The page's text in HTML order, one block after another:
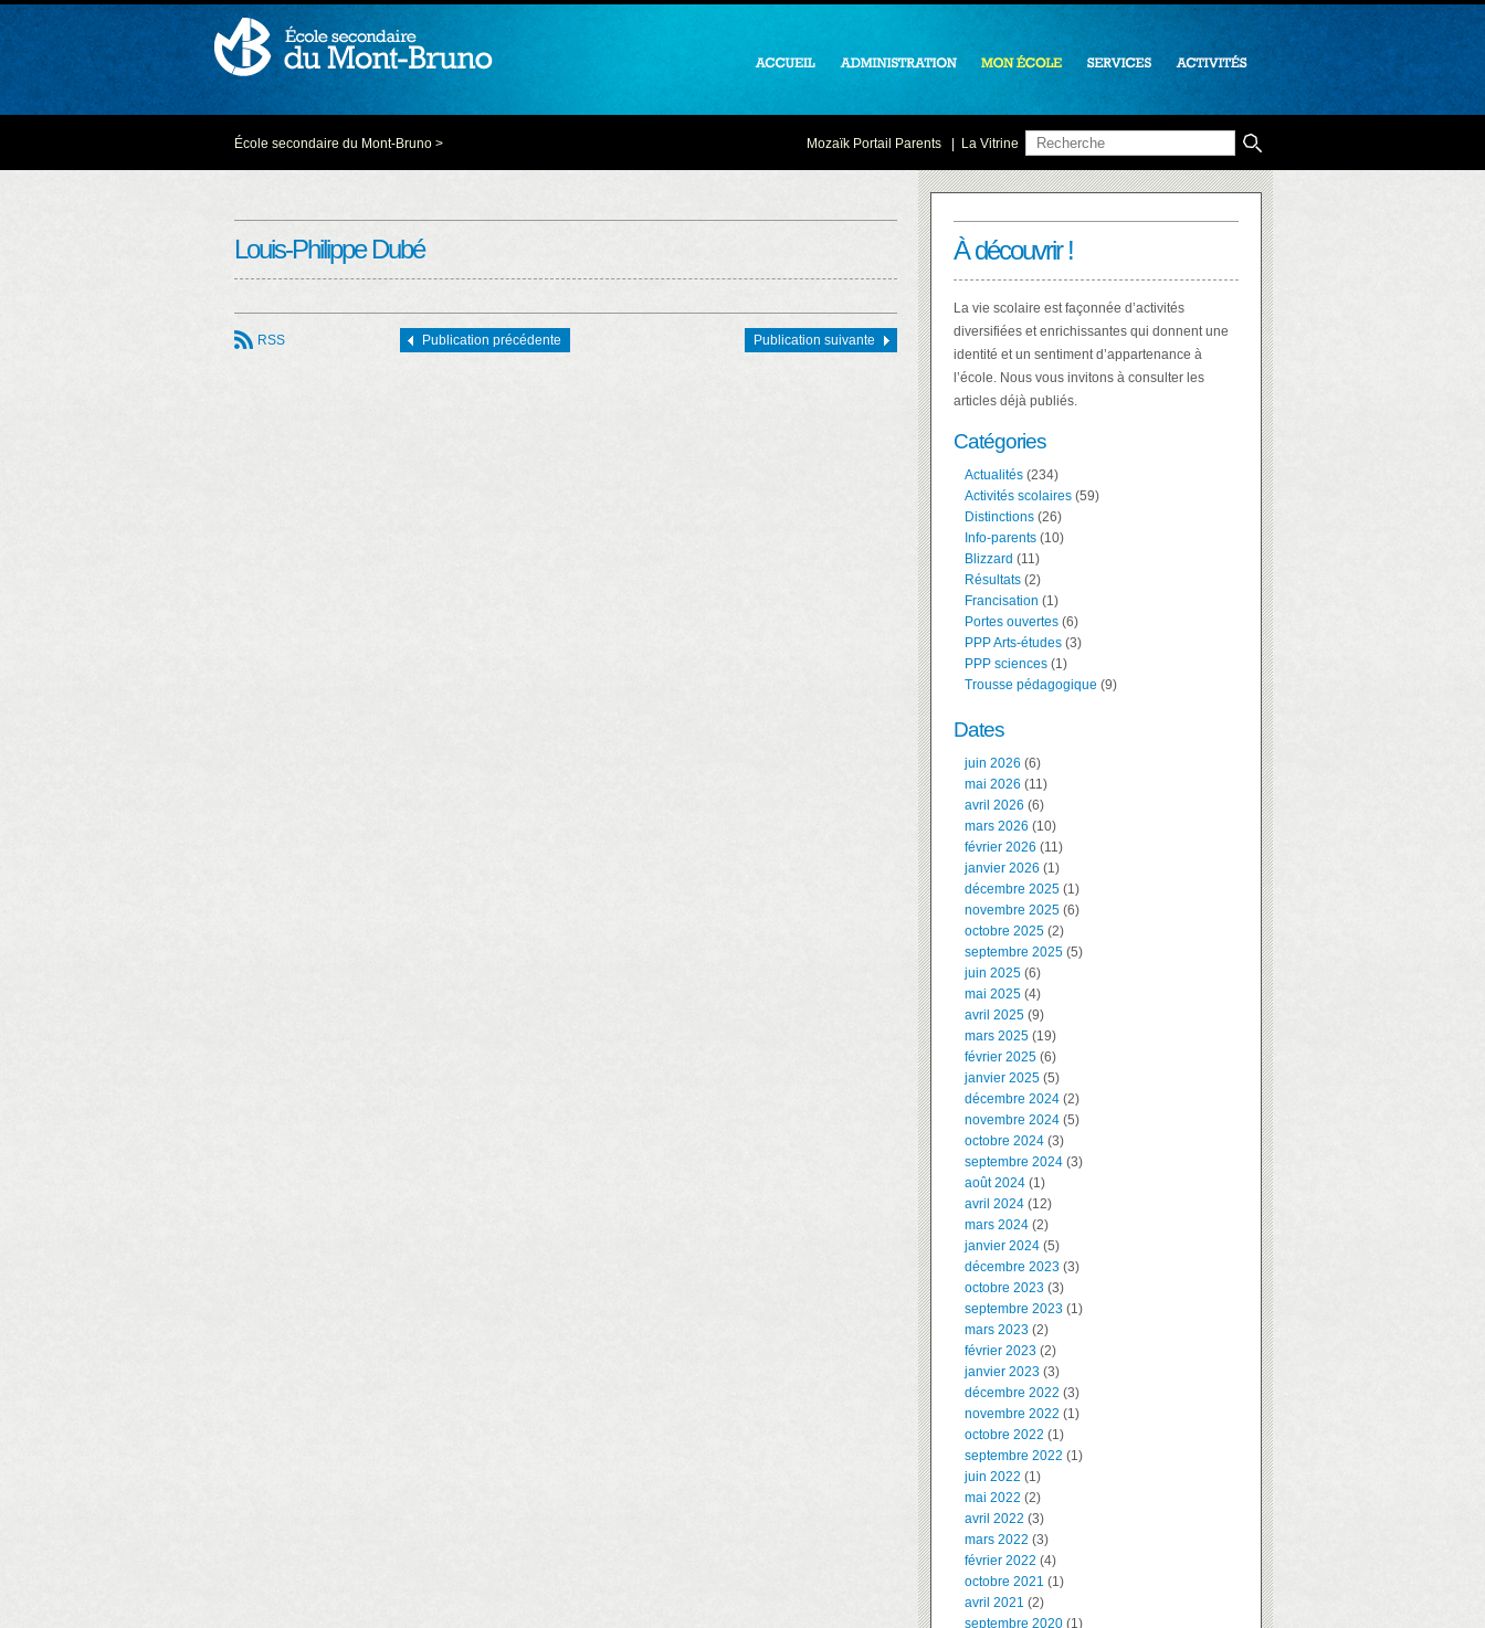
École secondaire du Mont-Bruno > Mozaïk Portail Parents La Vitrine
Louis-Philippe Dubé
RSS Publication précédente Publication suivante
À découvrir !
La vie scolaire est façonnée d’activités
diversifiées et enrichissantes qui donnent une
identité et un sentiment d’appartenance à
l’école. Nous vous invitons à consulter les
articles déjà publiés.
Catégories
Actualités (234)
Activités scolaires (59)
Distinctions (26)
Info-parents (10)
Blizzard (11)
Résultats (2)
Francisation (1)
Portes ouvertes (6)
PPP Arts-études (3)
PPP sciences (1)
Trousse pédagogique (9)
Dates
juin 2026 (6)
mai 2026 (11)
avril 2026 (6)
mars 2026 (10)
février 2026 (11)
janvier 2026 (1)
décembre 2025 (1)
novembre 2025 (6)
octobre 2025 (2)
septembre 2025 (5)
juin 2025 (6)
mai 2025 (4)
avril 2025 (9)
mars 2025 (19)
février 2025 (6)
janvier 2025 (5)
décembre 2024 (2)
novembre 2024 (5)
octobre 2024 (3)
septembre 2024 (3)
août 2024 (1)
avril 2024 (12)
mars 2024 (2)
janvier 2024 (5)
décembre 2023 (3)
octobre 2023 (3)
septembre 2023 (1)
mars 2023 (2)
février 2023 (2)
janvier 2023 (3)
décembre 2022 (3)
novembre 2022 (1)
octobre 2022 (1)
septembre 2022 (1)
juin 2022 (1)
mai 2022 (2)
avril 2022 (3)
mars 2022 (3)
février 2022 (4)
octobre 2021 (1)
avril 2021 (2)
septembre 2020 (1)